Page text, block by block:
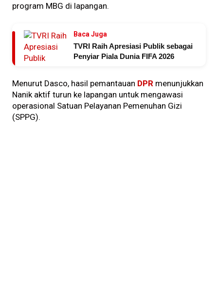
program MBG di lapangan.
Baca Juga
TVRI Raih Apresiasi Publik sebagai
Penyiar Piala Dunia FIFA 2026
Menurut Dasco, hasil pemantauan DPR menunjukkan
Nanik aktif turun ke lapangan untuk mengawasi
operasional Satuan Pelayanan Pemenuhan Gizi
(SPPG).